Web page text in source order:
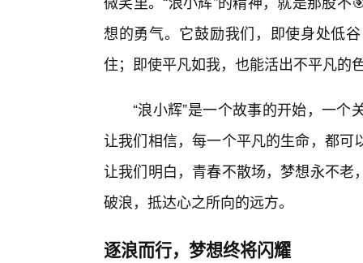
想的勇气。它鼓励我们，即使身处低
住；即使平凡如我，也能活出不平凡的
“浪小辉”是一个故事的开始，一
让我们相信，每一个平凡的生命，都
让我们明白，青春不散场，梦想永不
破浪，抵达心之所向的远方。
逐浪而行，梦想终将闪耀